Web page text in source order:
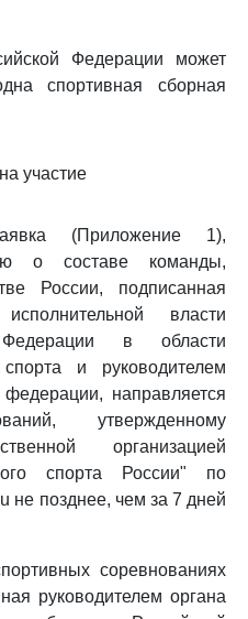
Федерации может
спортивная сборная
участие
(Приложение 1),
о составе команды,
России, подписанная
власти
в области
и руководителем
направляется
утвержденному
организацией
спорта России" по
не позднее, чем за 7 дней
соревнованиях
руководителем органа